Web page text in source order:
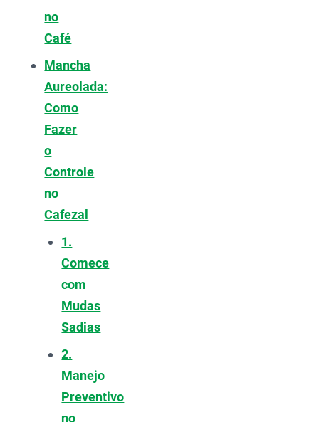
no
Café
Mancha
Aureolada:
Como
Fazer
o
Controle
no
Cafezal
1.
Comece
com
Mudas
Sadias
2.
Manejo
Preventivo
no